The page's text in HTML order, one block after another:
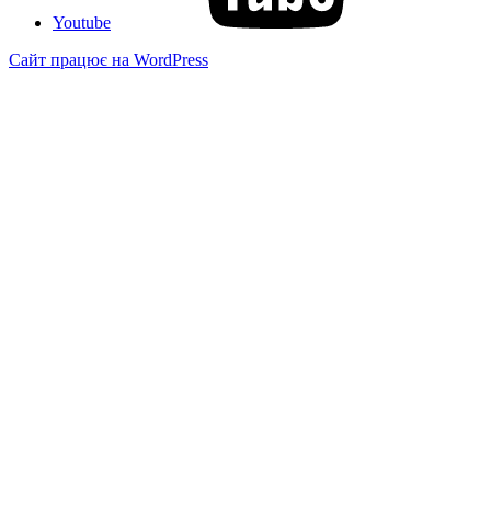
Youtube
Сайт працює на WordPress